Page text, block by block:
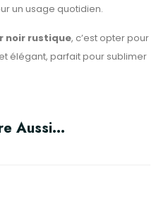
un usage quotidien.
noir rustique, c’est opter pour
élégant, parfait pour sublimer
Aussi…